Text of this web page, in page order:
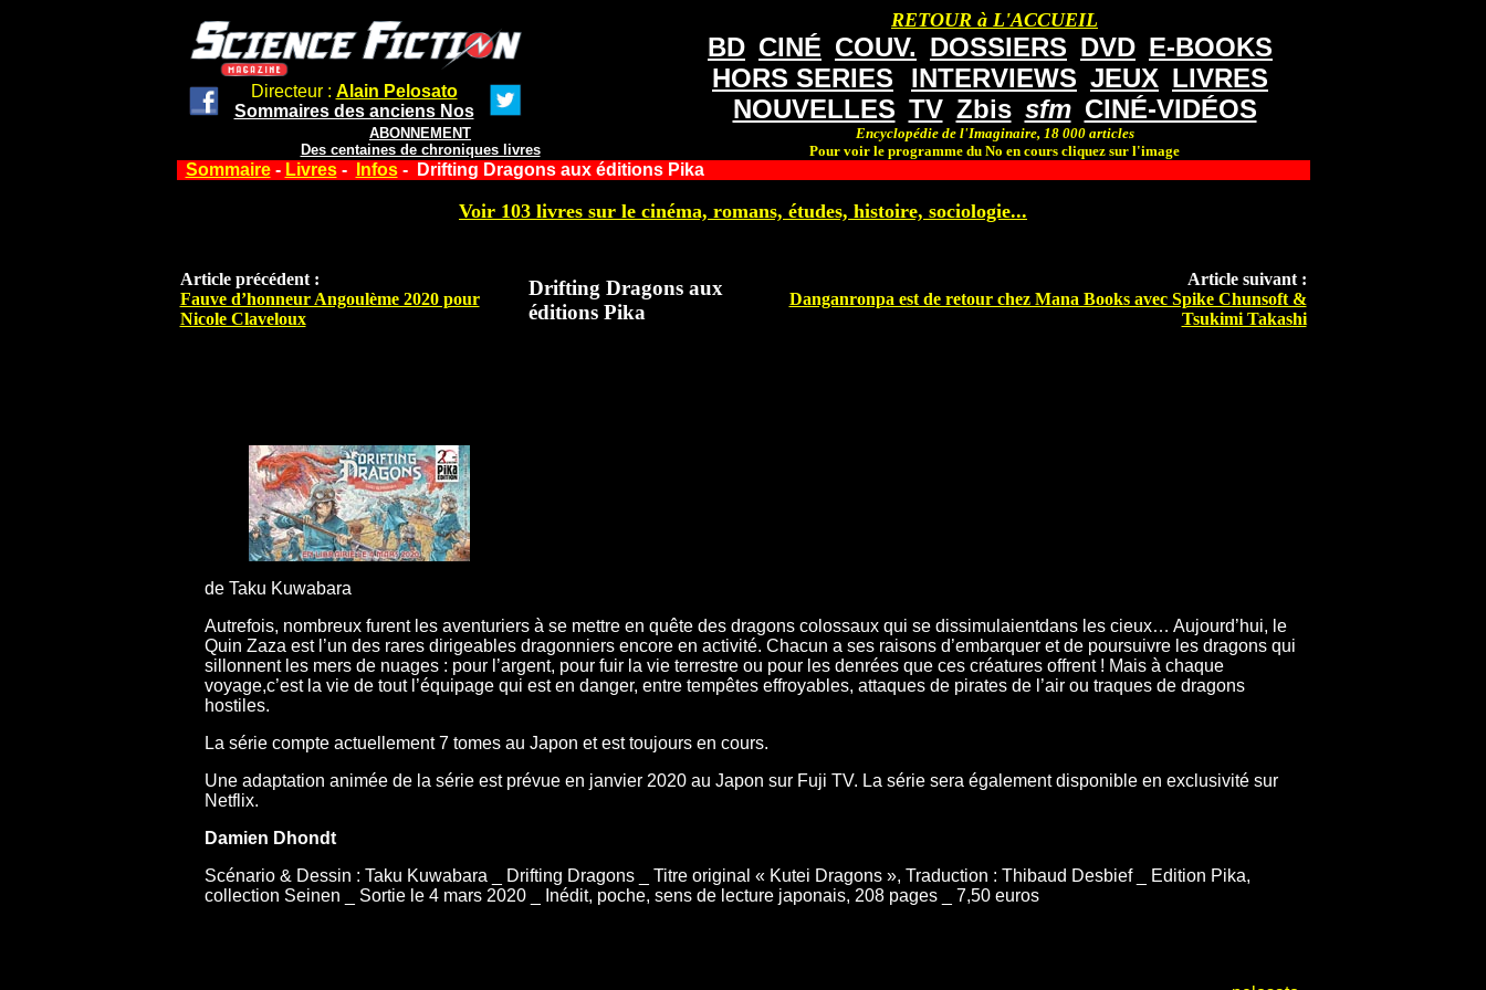
Directeur : Alain Pelosato
Sommaires des anciens Nos
ABONNEMENT
Des centaines de chroniques livres
RETOUR à L'ACCUEIL
BD CINÉ COUV. DOSSIERS DVD E-BOOKS
HORS SERIES
INTERVIEWS JEUX LIVRES
NOUVELLES TV Zbis sfm CINÉ-VIDÉOS
Encyclopédie de l'Imaginaire, 18 000 articles
Pour voir le programme du No en cours cliquez sur l'image
Sommaire- Livres- Infos- Drifting Dragons aux éditions Pika
Voir 103 livres sur le cinéma, romans, études, histoire, sociologie...
Article précédent :
Fauve d’honneur Angoulème 2020 pour
Nicole Claveloux
Drifting Dragons aux
éditions Pika
Article suivant :
Danganronpa est de retour chez Mana Books avec Spike Chunsoft &
Tsukimi Takashi
de Taku Kuwabara
Autrefois, nombreux furent les aventuriers à se mettre en quête des dragons colossaux qui se dissimulaientdans les cieux… Aujourd’hui, le
Quin Zaza est l’un des rares dirigeables dragonniers encore en activité. Chacun a ses raisons d’embarquer et de poursuivre les dragons qui
sillonnent les mers de nuages : pour l’argent, pour fuir la vie terrestre ou pour les denrées que ces créatures offrent ! Mais à chaque
voyage,c’est la vie de tout l’équipage qui est en danger, entre tempêtes effroyables, attaques de pirates de l’air ou traques de dragons
hostiles.
La série compte actuellement 7 tomes au Japon et est toujours en cours.
Une adaptation animée de la série est prévue en janvier 2020 au Japon sur Fuji TV. La série sera également disponible en exclusivité sur
Netflix.
Damien Dhondt
Scénario & Dessin : Taku Kuwabara _ Drifting Dragons _ Titre original « Kutei Dragons », Traduction : Thibaud Desbief _ Edition Pika,
collection Seinen _ Sortie le 4 mars 2020 _ Inédit, poche, sens de lecture japonais, 208 pages _ 7,50 euros